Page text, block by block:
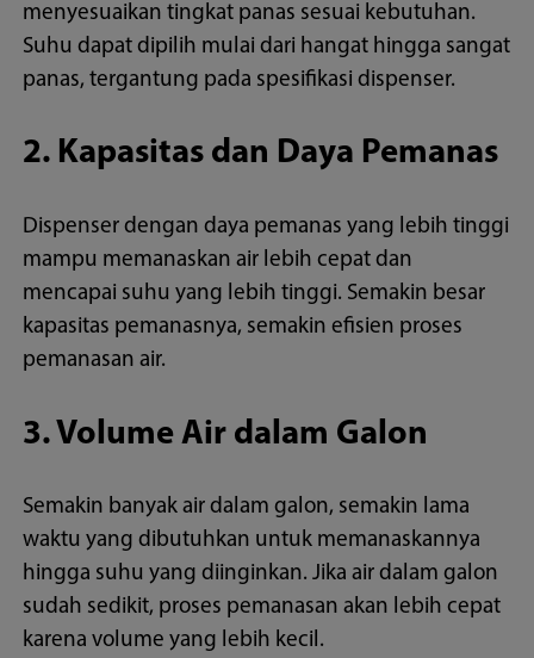
menyesuaikan tingkat panas sesuai kebutuhan.
Suhu dapat dipilih mulai dari hangat hingga sangat
panas, tergantung pada spesifikasi dispenser.
2. Kapasitas dan Daya Pemanas
Dispenser dengan daya pemanas yang lebih tinggi
mampu memanaskan air lebih cepat dan
mencapai suhu yang lebih tinggi. Semakin besar
kapasitas pemanasnya, semakin efisien proses
pemanasan air.
3. Volume Air dalam Galon
Semakin banyak air dalam galon, semakin lama
waktu yang dibutuhkan untuk memanaskannya
hingga suhu yang diinginkan. Jika air dalam galon
sudah sedikit, proses pemanasan akan lebih cepat
karena volume yang lebih kecil.